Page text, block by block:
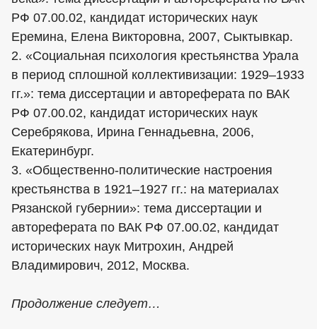
РФ 07.00.02, кандидат исторических наук
Еремина, Елена Викторовна, 2007, Сыктывкар.
2. «Социальная психология крестьянства Урала
в период сплошной коллективизации: 1929–1933
гг.»: тема диссертации и автореферата по ВАК
РФ 07.00.02, кандидат исторических наук
Серебрякова, Ирина Геннадьевна, 2006,
Екатеринбург.
3. «Общественно-политические настроения
крестьянства в 1921–1927 гг.: на материалах
Рязанской губернии»: тема диссертации и
автореферата по ВАК РФ 07.00.02, кандидат
исторических наук Митрохин, Андрей
Владимирович, 2012, Москва.
Продолжение следует…